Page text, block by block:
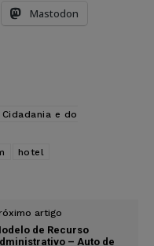
Mastodon
e do
hotel
artigo
de Recurso
– Auto de